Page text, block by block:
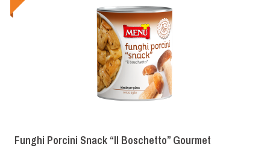
Funghi Porcini Snack “Il Boschetto” Gourmet